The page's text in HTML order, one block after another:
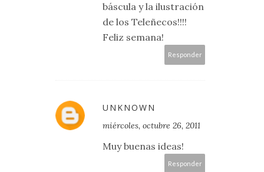
báscula y la ilustración
de los Teleñecos!!!!
Feliz semana!
Responder
UNKNOWN
miércoles, octubre 26, 2011
Muy buenas ideas!
Responder